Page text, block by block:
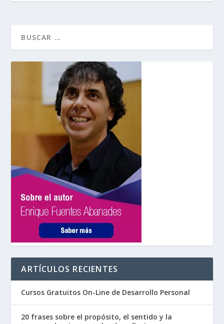
ARTÍCULOS RECIENTES
Cursos Gratuitos On-Line de Desarrollo Personal
20 frases sobre el propósito, el sentido y la